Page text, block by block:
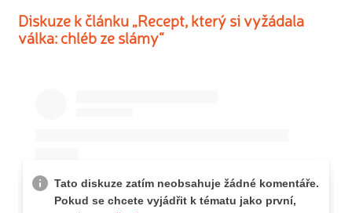
Diskuze k článku „Recept, který si vyžádala
válka: chléb ze slámy“